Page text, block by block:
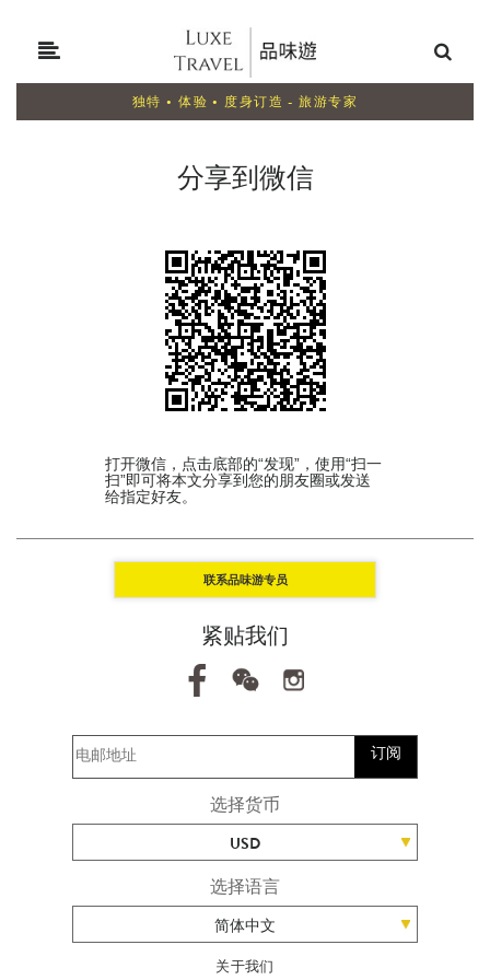
独特 • 体验 • 度身订造 - 旅游专家
分享到微信
打开微信，点击底部的“发现”，使用“扫一
扫”即可将本文分享到您的朋友圈或发送
给指定好友。
联系品味游专员
紧贴我们
订阅
选择货币
USD
选择语言
简体中文
关于我们